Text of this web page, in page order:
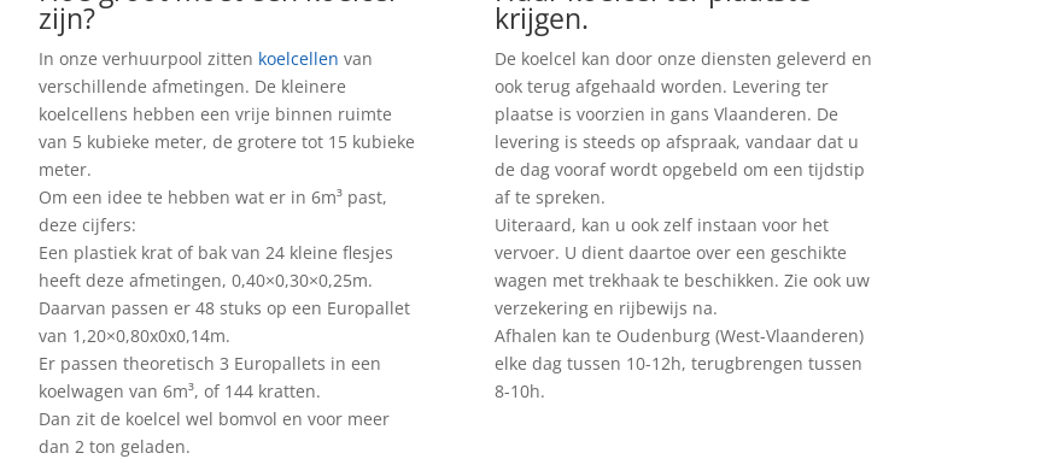
zijn?
In onze verhuurpool zitten koelcellen van
verschillende afmetingen. De kleinere
koelcellens hebben een vrije binnen ruimte
van 5 kubieke meter, de grotere tot 15 kubieke
meter.
Om een idee te hebben wat er in 6m³ past,
deze cijfers:
Een plastiek krat of bak van 24 kleine flesjes
heeft deze afmetingen, 0,40×0,30×0,25m.
Daarvan passen er 48 stuks op een Europallet
van 1,20×0,80x0x0,14m.
Er passen theoretisch 3 Europallets in een
koelwagen van 6m³, of 144 kratten.
Dan zit de koelcel wel bomvol en voor meer
dan 2 ton geladen.
krijgen.
De koelcel kan door onze diensten geleverd en
ook terug afgehaald worden. Levering ter
plaatse is voorzien in gans Vlaanderen. De
levering is steeds op afspraak, vandaar dat u
de dag vooraf wordt opgebeld om een tijdstip
af te spreken.
Uiteraard, kan u ook zelf instaan voor het
vervoer. U dient daartoe over een geschikte
wagen met trekhaak te beschikken. Zie ook uw
verzekering en rijbewijs na.
Afhalen kan te Oudenburg (West-Vlaanderen)
elke dag tussen 10-12h, terugbrengen tussen
8-10h.